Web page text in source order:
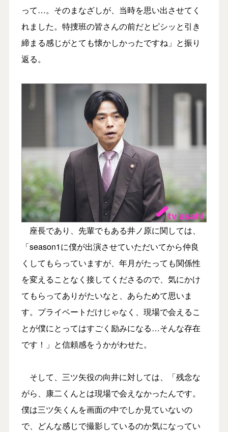
って…。そのまなざしが、当時を思い出させてく
れました。特捜班の皆さんの前だとピシッと引き
締まる感じがとても懐かしかったですね」と振り
返る。
座長であり、先輩でもある井ノ原に関しては、
「season1に僕が出演させていただいてから仲良
くしてもらっていますが、年月がたっても関係性
を変えることなく接してくださるので、気にかけ
てもらってありがたいなと、あらためて思いま
す。プライベートだけじゃなく、現場で会えるこ
とが僕にとってはすごく励みになる…そんな存在
です！」と信頼感をうかがわせた。
そして、三ツ矢役の向井に対しては、「残念な
がら、康二くんとは現場で会えなかったんです。
僕は三ツ矢くんを画面の中でしか見ていないの
で、どんな感じで撮影しているのか気になってい